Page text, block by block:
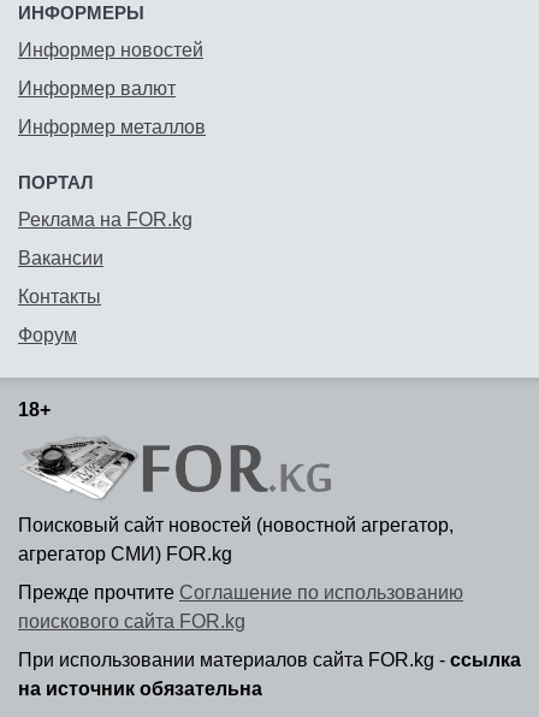
ИНФОРМЕРЫ
Информер новостей
Информер валют
Информер металлов
ПОРТАЛ
Реклама на FOR.kg
Вакансии
Контакты
Форум
18+
Поисковый сайт новостей (новостной агрегатор,
агрегатор СМИ) FOR.kg
Прежде прочтите Соглашение по использованию
поискового сайта FOR.kg
При использовании материалов сайта FOR.kg - ссылка
на источник обязательна